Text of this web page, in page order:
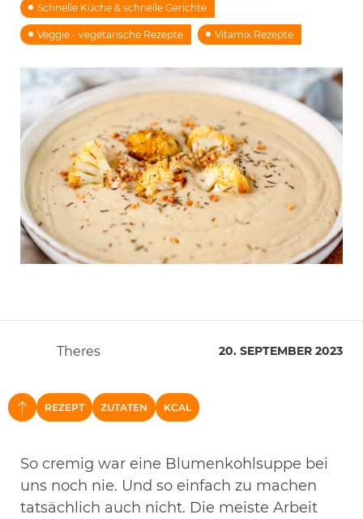
Schnelle Küche & schnelle Gerichte
Veggie - vegetarische Rezepte Vitamix Rezepte
Theres 20. SEPTEMBER 2023
NACH OBEN
REZEPT ZUTATEN KCAL
So cremig war eine Blumenkohlsuppe bei
uns noch nie. Und so einfach zu machen
tatsächlich auch nicht. Die meiste Arbeit